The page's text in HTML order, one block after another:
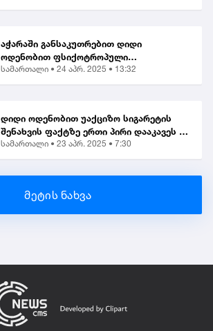
აჭარაში განსაკუთრებით დიდი
ოდენობით ფსიქოტროპული
ნივთიერების შეძენა-შენახვისა და
სამართალი • 24 აპრ. 2025 • 13:32
დიდი ოდენობით უაქციზო სიგარეტის
შენახვის ფაქტზე ერთი პირი დააკავეს |
საგამოძიებო
სამართალი • 23 აპრ. 2025 • 7:30
მეტის ნახვა